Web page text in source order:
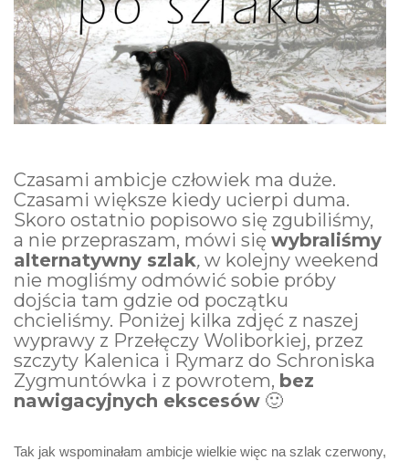
Czasami ambicje człowiek ma duże.
Czasami większe kiedy ucierpi duma.
Skoro ostatnio popisowo się zgubiliśmy,
a nie przepraszam, mówi się wybraliśmy
alternatywny szlak, w kolejny weekend
nie mogliśmy odmówić sobie próby
dojścia tam gdzie od początku
chcieliśmy. Poniżej kilka zdjęć z naszej
wyprawy z Przełęczy Woliborkiej, przez
szczyty Kalenica i Rymarz do Schroniska
Zygmuntówka i z powrotem, bez
nawigacyjnych ekscesów 🙂
Tak jak wspominałam ambicje wielkie więc na szlak czerwony,